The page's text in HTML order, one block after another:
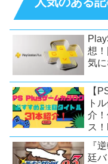
想
気
【
ト
介
ス
題
『
廷